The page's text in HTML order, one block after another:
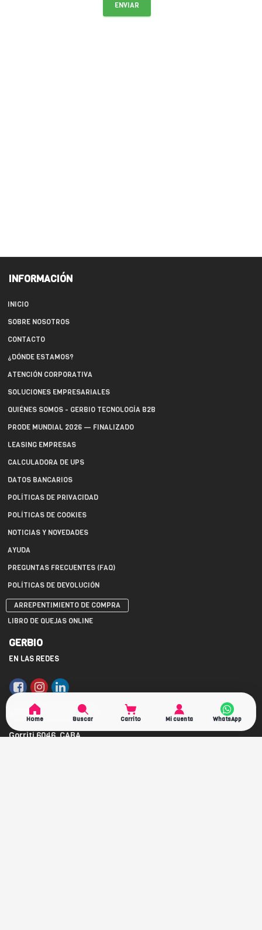
ENVIAR
INFORMACIÓN
INICIO
SOBRE NOSOTROS
CONTACTO
¿DÓNDE ESTAMOS?
ATENCIÓN CORPORATIVA
SOLUCIONES EMPRESARIALES
QUIÉNES SOMOS - GERBIO TECNOLOGÍA B2B
PRODE MUNDIAL 2026 — FINALIZADO
LEASING EMPRESAS
CALCULADORA DE UPS
DATOS BANCARIOS
POLÍTICAS DE PRIVACIDAD
POLÍTICAS DE COOKIES
NOTICIAS Y NOVEDADES
AYUDA
PREGUNTAS FRECUENTES (FAQ)
POLÍTICAS DE DEVOLUCIÓN
ARREPENTIMIENTO DE COMPRA
LIBRO DE QUEJAS ONLINE
GERBIO
EN LAS REDES
¿DÓNDE ESTAMOS?
Gorriti 6046, CABA
Home Buscar Carrito Mi cuenta